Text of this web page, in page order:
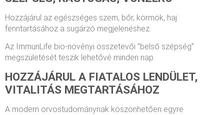
Hozzájárul az egészséges szem, bőr, körmök, haj
fenntartásához a sugárzó megjelenéshez.
Az ImmunLife bio-növényi összetevői “belső szépség”
megszületését teszik lehetővé minden nap.
HOZZÁJÁRUL A FIATALOS LENDÜLET,
VITALITÁS MEGTARTÁSÁHOZ
A modern orvostudománynak köszönhetően egyre